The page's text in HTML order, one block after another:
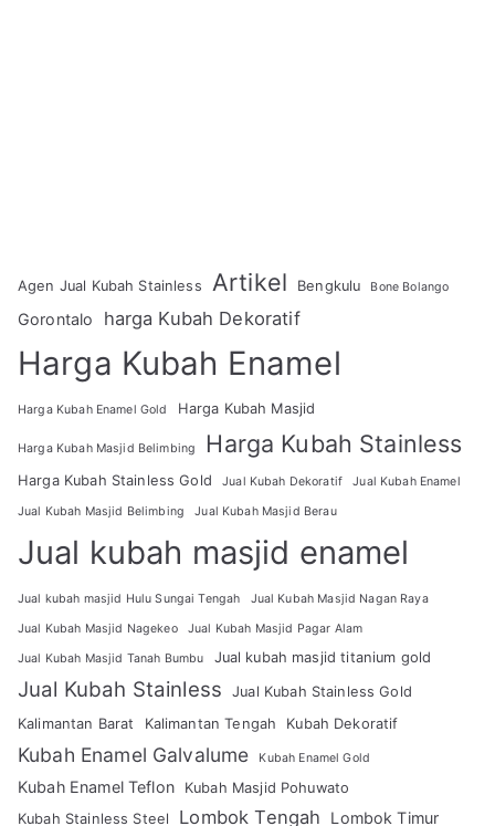
Agen Jual Kubah Stainless Artikel Bengkulu Bone Bolango
Gorontalo harga Kubah Dekoratif
Harga Kubah Enamel
Harga Kubah Enamel Gold Harga Kubah Masjid
Harga Kubah Masjid Belimbing Harga Kubah Stainless
Harga Kubah Stainless Gold Jual Kubah Dekoratif Jual Kubah Enamel
Jual Kubah Masjid Belimbing Jual Kubah Masjid Berau
Jual kubah masjid enamel
Jual kubah masjid Hulu Sungai Tengah Jual Kubah Masjid Nagan Raya
Jual Kubah Masjid Nagekeo Jual Kubah Masjid Pagar Alam
Jual Kubah Masjid Tanah Bumbu Jual kubah masjid titanium gold
Jual Kubah Stainless
Jual Kubah Stainless Gold
Kalimantan Barat
Kalimantan Tengah Kubah Dekoratif
Kubah Enamel Galvalume Kubah Enamel Gold
Kubah Enamel Teflon
Kubah Masjid Pohuwato
Kubah Stainless Steel
Lombok Tengah Lombok Timur